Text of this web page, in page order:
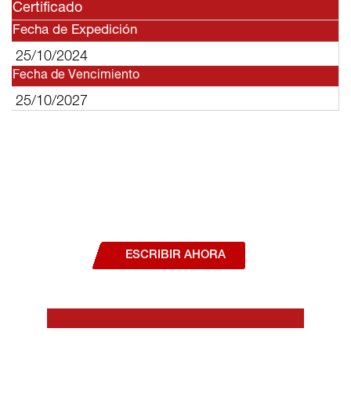
Certificado
Fecha de Expedición
25/10/2024
Fecha de Vencimiento
25/10/2027
ESCRIBIR AHORA